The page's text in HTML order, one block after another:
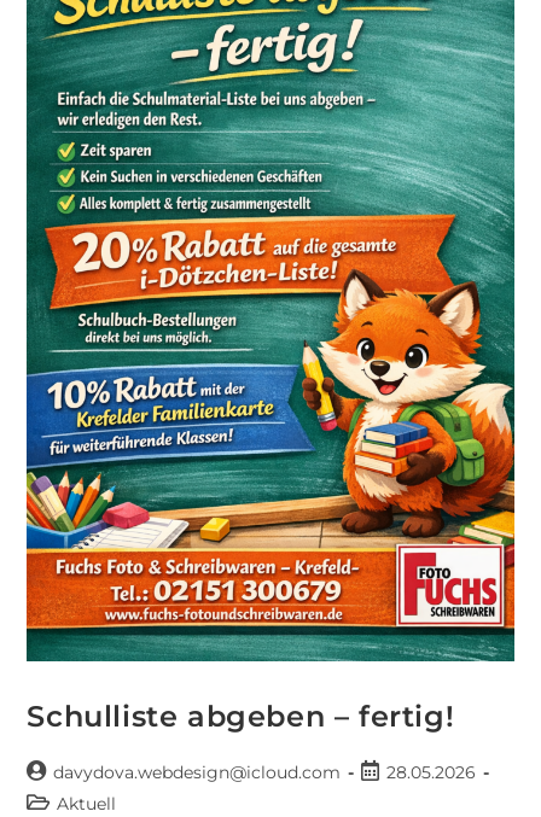
Schulliste abgeben – fertig!
davydova.webdesign@icloud.com
28.05.2026
Aktuell